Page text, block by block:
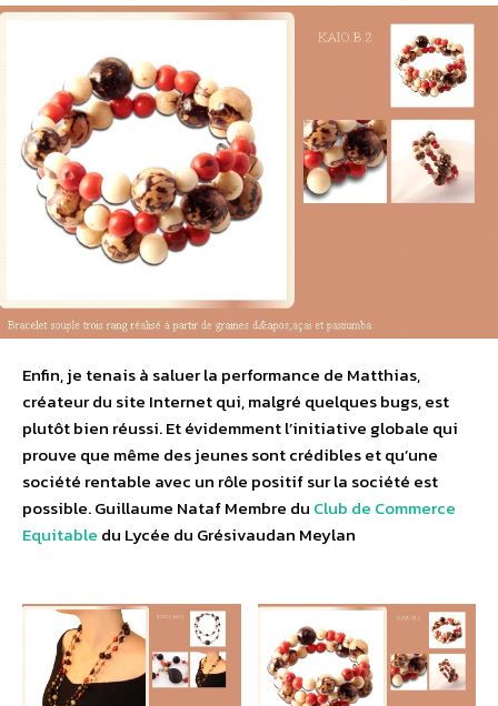
Enfin, je tenais à saluer la performance de Matthias,
créateur du site Internet qui, malgré quelques bugs, est
plutôt bien réussi. Et évidemment l’initiative globale qui
prouve que même des jeunes sont crédibles et qu’une
société rentable avec un rôle positif sur la société est
possible. Guillaume Nataf Membre du Club de Commerce
Equitable du Lycée du Grésivaudan Meylan